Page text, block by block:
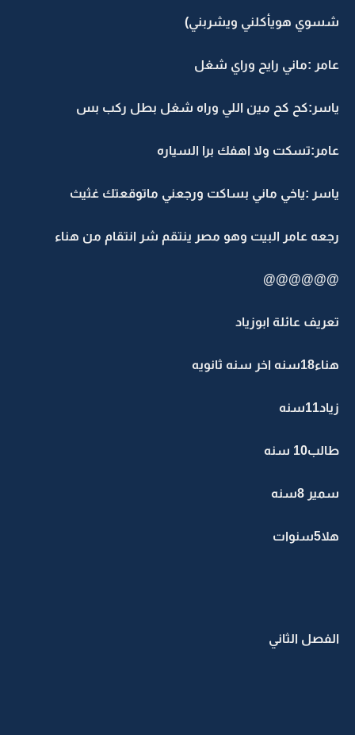
شسوي هويأكلني ويشربني)
عامر :ماني رايح وراي شغل
ياسر:كح كح مين اللي وراه شغل بطل ركب بس
عامر:تسكت ولا اهفك برا السياره
ياسر :ياخي ماني بساكت ورجعني ماتوقعتك غثيث
رجعه عامر البيت وهو مصر ينتقم شر انتقام من هناء
@@@@@@
تعريف عائلة ابوزياد
هناء18سنه اخر سنه ثانويه
زياد11سنه
طالب10 سنه
سمير 8سنه
هلا5سنوات
الفصل الثاني